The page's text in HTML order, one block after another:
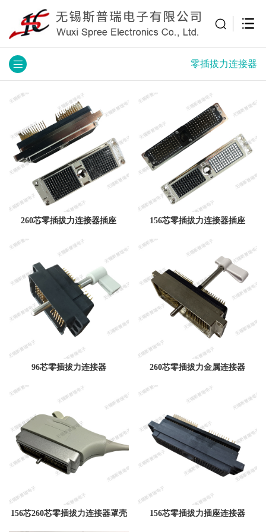
零插拔力连接器
260芯零插拔力连接器插座 156芯零插拔力连接器插座
96芯零插拔力连接器 260芯零插拔力金属连接器
156芯260芯零插拔力连接器罩壳 156芯零插拔力插座连接器